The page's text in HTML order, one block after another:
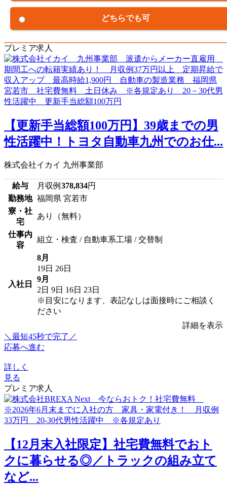
どちらでも可
プレミア求人
【更新手当総額100万円】39歳までの男
性活躍中！トヨタ自動車九州でのお仕...
株式会社イカイ 九州事業部
給与 月収例 378,834円
勤務地 福岡県 宮若市
寮・社
宅
あり（無料）
仕事内
容
組立・検査 / 自動車系工場 / 交替制
入社日
8月
19日 26日
9月
2日 9日 16日 23日
※目安になります、表記なしは面接時にご相談く
ださい
詳細を表示
＼最短45秒で完了／
応募へ進む
詳しく
見る
プレミア求人
【12月末入社限定】社宅費無料でおト
クに暮らせる◎／トラックの組み立て
など...